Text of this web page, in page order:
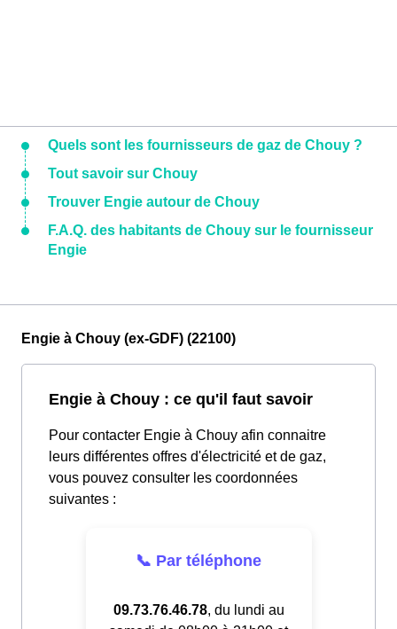
Quels sont les fournisseurs de gaz de Chouy ?
Tout savoir sur Chouy
Trouver Engie autour de Chouy
F.A.Q. des habitants de Chouy sur le fournisseur
Engie
Engie à Chouy (ex-GDF) (22100)
Engie à Chouy : ce qu'il faut savoir
Pour contacter Engie à Chouy afin connaitre
leurs différentes offres d'électricité et de gaz,
vous pouvez consulter les coordonnées
suivantes :
📞 Par téléphone
09.73.76.46.78, du lundi au